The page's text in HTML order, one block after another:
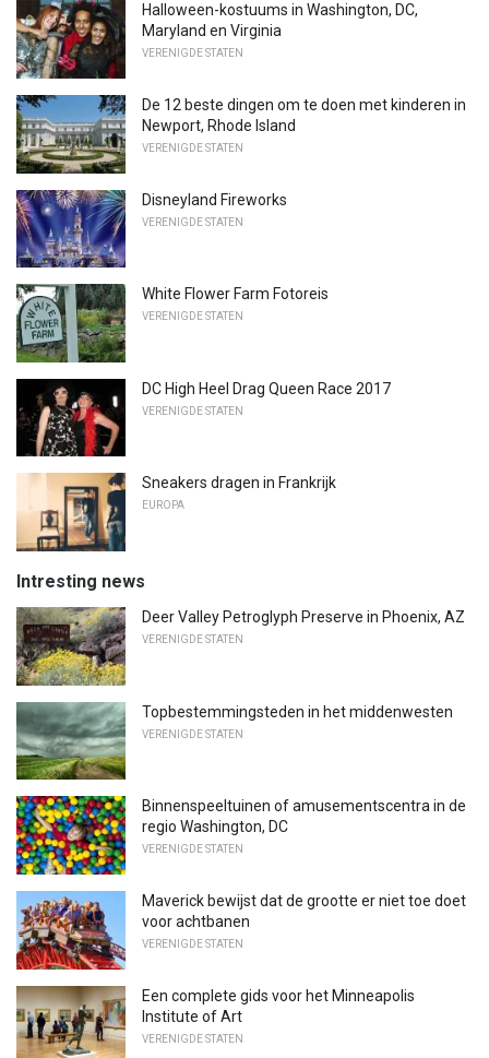
Halloween-kostuums in Washington, DC,
Maryland en Virginia
VERENIGDE STATEN
De 12 beste dingen om te doen met kinderen in
Newport, Rhode Island
VERENIGDE STATEN
Disneyland Fireworks
VERENIGDE STATEN
White Flower Farm Fotoreis
VERENIGDE STATEN
DC High Heel Drag Queen Race 2017
VERENIGDE STATEN
Sneakers dragen in Frankrijk
EUROPA
Intresting news
Deer Valley Petroglyph Preserve in Phoenix, AZ
VERENIGDE STATEN
Topbestemmingsteden in het middenwesten
VERENIGDE STATEN
Binnenspeeltuinen of amusementscentra in de
regio Washington, DC
VERENIGDE STATEN
Maverick bewijst dat de grootte er niet toe doet
voor achtbanen
VERENIGDE STATEN
Een complete gids voor het Minneapolis
Institute of Art
VERENIGDE STATEN